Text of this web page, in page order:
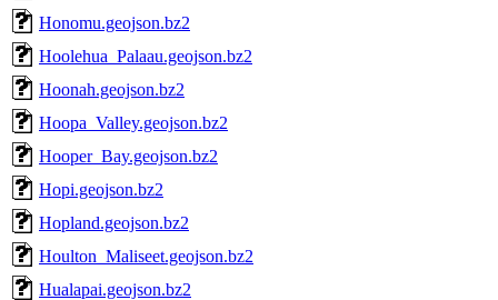
Honomu.geojson.bz2
Hoolehua_Palaau.geojson.bz2
Hoonah.geojson.bz2
Hoopa_Valley.geojson.bz2
Hooper_Bay.geojson.bz2
Hopi.geojson.bz2
Hopland.geojson.bz2
Houlton_Maliseet.geojson.bz2
Hualapai.geojson.bz2